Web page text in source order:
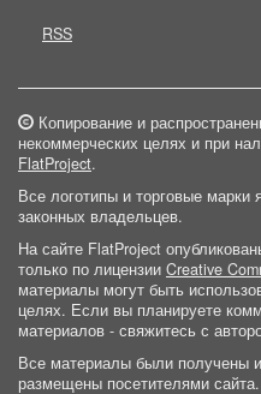
RSS
Копирование и
некоммерческих целях и при
FlatProject.
Все логотипы и торговые марки
законных владельцев.
На сайте FlatProject
только по лицензии Creative
материалы могут быть
целях. Если вы планируете
материалов - свяжитесь с
Все материалы были получены
размещены посетителями сайта.